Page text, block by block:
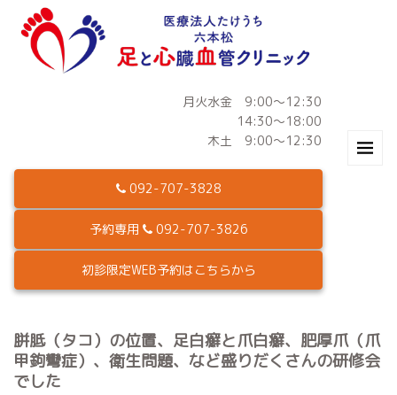
月火水金 9:00～12:30
14:30～18:00
木土 9:00～12:30
092-707-3828
予約専用 092-707-3826
初診限定WEB予約はこちらから
胼胝（タコ）の位置、足白癬と爪白癬、肥厚爪（爪
甲鉤彎症）、衛生問題、など盛りだくさんの研修会
でした